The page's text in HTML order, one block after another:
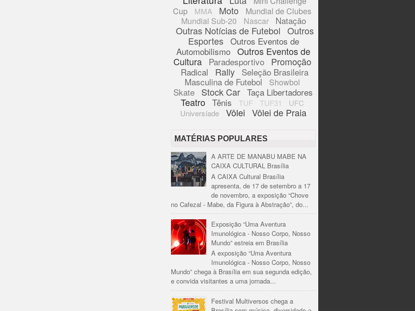
Cup
MMA Moto
Mundial de Clubes
Mundial Sub-20
Nascar Natação
Outras Notícias de Futebol Outros
Esportes Outros Eventos de
Automobilismo Outros Eventos de
Cultura
Paradesportivo Promoção
Radical Rally Seleção Brasileira
Masculina de Futebol
Showbol
Skate Stock Car Taça Libertadores
Teatro Tênis TUF TUF31
UFC
Universíade
Vôlei Vôlei de Praia
MATÉRIAS POPULARES
A ARTE DE MANABU MABE NA
CAIXA CULTURAL Brasília
A CAIXA Cultural Brasília
apresenta, de 17 de setembro a 17
de novembro, a exposição “Chove
no Cafezal - Mabe, da Figura à Abstração”, do...
Exposição “Uma Aventura
Imunológica - Nosso Corpo, Nosso
Mundo” estreia em Brasília
A exposição “Uma Aventura
Imunológica - Nosso Corpo, Nosso
Mundo” chega à Brasília em sua segunda edição,
e convida visitantes a uma jornada...
Festival Multiversos chega a